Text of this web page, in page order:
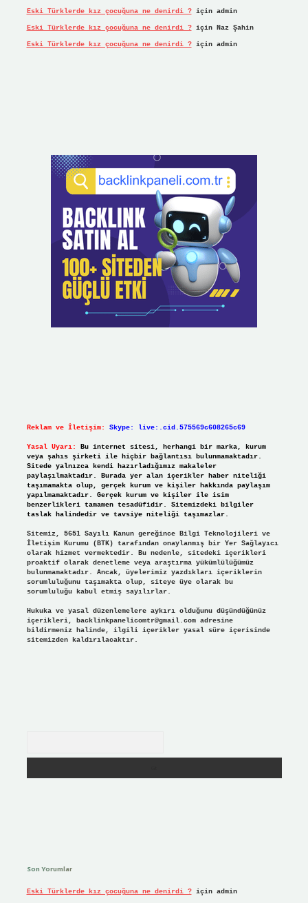
Eski Türklerde kız çocuğuna ne denirdi ?için admin
Eski Türklerde kız çocuğuna ne denirdi ?için Naz Şahin
Eski Türklerde kız çocuğuna ne denirdi ?için admin
Reklam ve İletişim: Skype: live:.cid.575569c608265c69
Yasal Uyarı:
Bu internet sitesi, herhangi bir marka, kurum
veya şahıs şirketi ile hiçbir bağlantısı bulunmamaktadır.
Sitede yalnızca kendi hazırladığımız makaleler
paylaşılmaktadır. Burada yer alan içerikler haber niteliği
taşımamakta olup, gerçek kurum ve kişiler hakkında paylaşım
yapılmamaktadır. Gerçek kurum ve kişiler ile isim
benzerlikleri tamamen tesadüfidir. Sitemizdeki bilgiler
taslak halindedir ve tavsiye niteliği taşımazlar.
Sitemiz, 5651 Sayılı Kanun gereğince Bilgi Teknolojileri ve
İletişim Kurumu (BTK) tarafından onaylanmış bir Yer Sağlayıcı
olarak hizmet vermektedir. Bu nedenle, sitedeki içerikleri
proaktif olarak denetleme veya araştırma yükümlülüğümüz
bulunmamaktadır. Ancak, üyelerimiz yazdıkları içeriklerin
sorumluluğunu taşımakta olup, siteye üye olarak bu
sorumluluğu kabul etmiş sayılırlar.
Hukuka ve yasal düzenlemelere aykırı olduğunu düşündüğünüz
içerikleri, backlinkpanelicomtr@gmail.comadresine
bildirmeniz halinde, ilgili içerikler yasal süre içerisinde
sitemizden kaldırılacaktır.
Son Yorumlar
Eski Türklerde kız çocuğuna ne denirdi ?için admin